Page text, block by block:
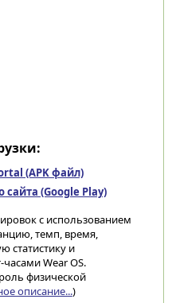
(APK файл)
(Google Play)
с использованием
темп, время,
статистику и
Wear OS.
физической
описание...)